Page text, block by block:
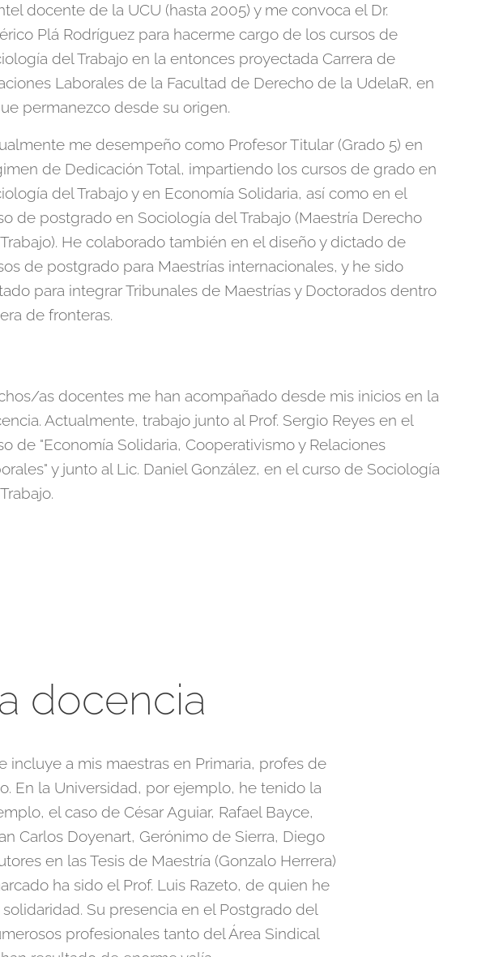
docente de la UCU (hasta 2005) y me convoca el Dr.
Plá Rodríguez para hacerme cargo de los cursos de
del Trabajo en la entonces proyectada Carrera de
Laborales de la Facultad de Derecho de la UdelaR, en
permanezco desde su origen.
me desempeño como Profesor Titular (Grado 5) en
de Dedicación Total, impartiendo los cursos de grado en
del Trabajo y en Economía Solidaria, así como en el
de postgrado en Sociología del Trabajo (Maestría Derecho
He colaborado también en el diseño y dictado de
de postgrado para Maestrías internacionales, y he sido
para integrar Tribunales de Maestrías y Doctorados dentro
de fronteras.
as docentes me han acompañado desde mis inicios en la
Actualmente, trabajo junto al Prof. Sergio Reyes en el
de "Economía Solidaria, Cooperativismo y Relaciones
y junto al Lic. Daniel González, en el curso de Sociología
docencia
a mis maestras en Primaria, profes de
En la Universidad, por ejemplo, he tenido la
el caso de César Aguiar, Rafael Bayce,
Carlos Doyenart, Gerónimo de Sierra, Diego
en las Tesis de Maestría (Gonzalo Herrera)
ha sido el Prof. Luis Razeto, de quien he
Su presencia en el Postgrado del
profesionales tanto del Área Sindical